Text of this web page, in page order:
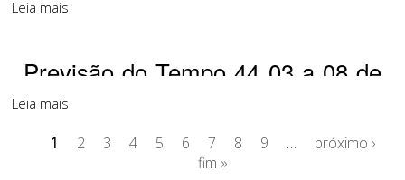
Leia mais
Previsão do Tempo 44 03 a 08 de
julho de 2026
Leia mais
1 2 3 4 5 6 7 8 9 …
próximo ›
fim »